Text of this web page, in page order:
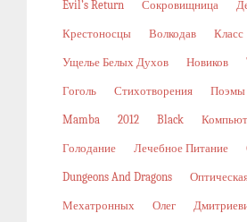
Evil’s Return Сокровищница
Крестоносцы Волкодав Класс
Ущелье Белых Духов Новиков
Гоголь Стихотворения Поэмы
Mamba 2012 Black
Голодание Лечебное Питание
Dungeons And Dragons
Мехатронных Олег